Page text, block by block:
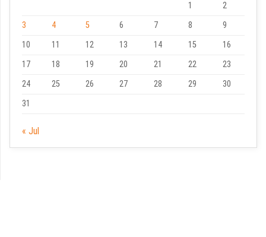
1
2
3
4 5 6 7 8
9
10
11 12 13 14 15
16
17
18 19 20 21 22
23
24
25 26 27 28 29
30
31
« Jul